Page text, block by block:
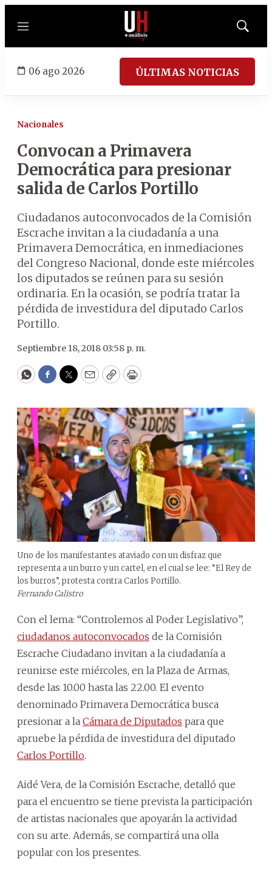
Menú
Mostrar
06 ago 2026 ÚLTIMAS NOTICIAS
Nacionales
Convocan a Primavera
Democrática para presionar
salida de Carlos Portillo
Ciudadanos autoconvocados de la Comisión
Escrache invitan a la ciudadanía a una
Primavera Democrática, en inmediaciones
del Congreso Nacional, donde este miércoles
los diputados se reúnen para su sesión
ordinaria. En la ocasión, se podría tratar la
pérdida de investidura del diputado Carlos
Portillo.
Septiembre 18, 2018 03:58 p. m.
WhatsApp
Facebook
Twitter
EmailCopyPrint
Uno de los manifestantes ataviado con un disfraz que
representa a un burro y un cartel, en el cual se lee: “El Rey de
los burros”, protesta contra Carlos Portillo.
Fernando Calistro
Con el lema: “Controlemos al Poder Legislativo”,
ciudadanos autoconvocados de la Comisión
Escrache Ciudadano invitan a la ciudadanía a
reunirse este miércoles, en la Plaza de Armas,
desde las 10.00 hasta las 22.00. El evento
denominado Primavera Democrática busca
presionar a la Cámara de Diputados para que
apruebe la pérdida de investidura del diputado
Carlos Portillo.
Aidé Vera, de la Comisión Escrache, detalló que
para el encuentro se tiene prevista la participación
de artistas nacionales que apoyarán la actividad
con su arte. Además, se compartirá una olla
popular con los presentes.